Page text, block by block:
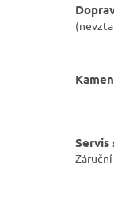
Servis